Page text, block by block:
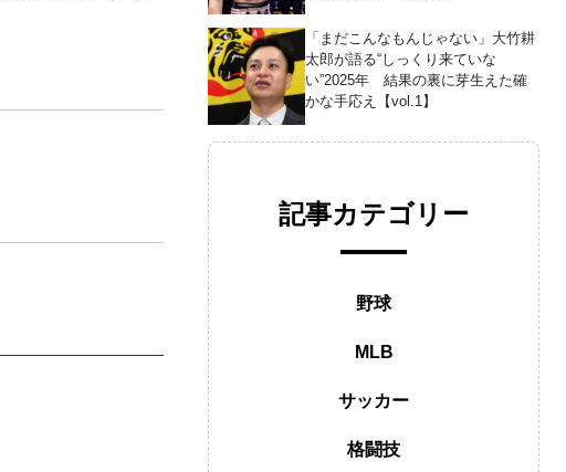
「まだこんなもんじゃない」大竹耕
太郎が語る“しっくり来ていな
い”2025年 結果の裏に芽生えた確
かな手応え【vol.1】
記事カテゴリー
野球
MLB
サッカー
格闘技